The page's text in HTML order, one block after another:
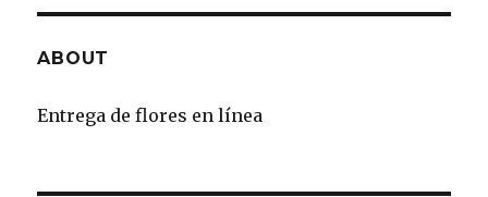
ABOUT
Entrega de flores en línea